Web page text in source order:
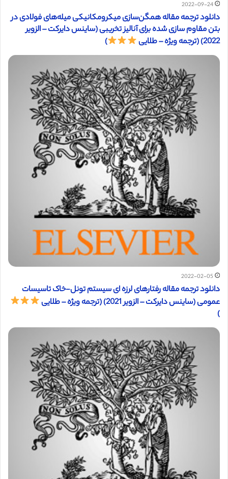
2022-09-24
دانلود ترجمه مقاله همگن‌سازی میکرومکانیکی میله‌های فولادی در
بتن مقاوم سازی شده برای آنالیز تخریبی (ساینس دایرکت – الزویر
2022) (ترجمه ویژه – طلایی
)
2022-02-05
دانلود ترجمه مقاله رفتارهای لرزه ای سیستم تونل-خاک تاسیسات
عمومی (ساینس دایرکت – الزویر 2021) (ترجمه ویژه – طلایی
)